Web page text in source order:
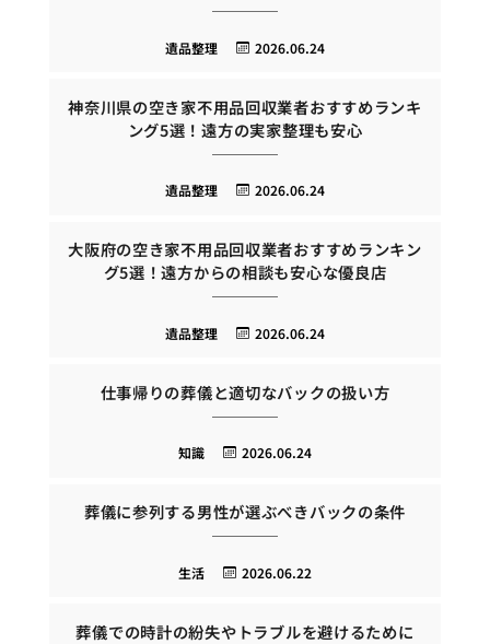
2026.06.24
遺品整理
神奈川県の空き家不用品回収業者おすすめランキ
ング5選！遠方の実家整理も安心
2026.06.24
遺品整理
大阪府の空き家不用品回収業者おすすめランキン
グ5選！遠方からの相談も安心な優良店
2026.06.24
遺品整理
仕事帰りの葬儀と適切なバックの扱い方
2026.06.24
知識
葬儀に参列する男性が選ぶべきバックの条件
2026.06.22
生活
葬儀での時計の紛失やトラブルを避けるために